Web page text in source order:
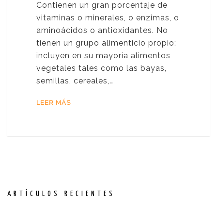
Contienen un gran porcentaje de
vitaminas o minerales, o enzimas, o
aminoácidos o antioxidantes. No
tienen un grupo alimenticio propio:
incluyen en su mayoría alimentos
vegetales tales como las bayas,
semillas, cereales,…
LEER MÁS
ARTÍCULOS RECIENTES